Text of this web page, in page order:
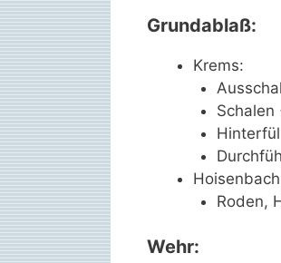
Grundablaß:
Krems:
Schalen
Roden,
Wehr: